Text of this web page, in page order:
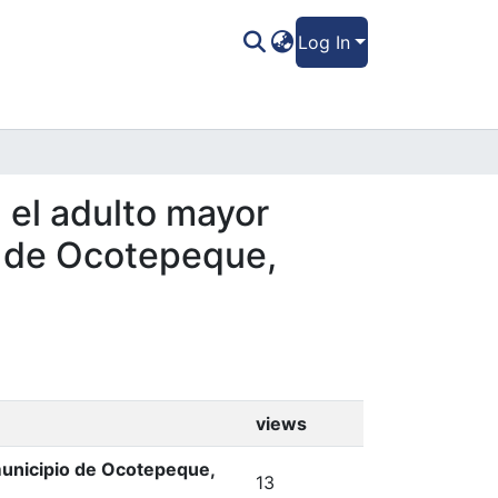
Log In
adulto mayor
Ocotepeque,
views
de Ocotepeque,
13